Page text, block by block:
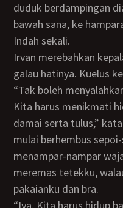
duduk berdampingan
bawah sana, ke
Indah sekali.
Irvan merebahkan kepalanya ke dadaku. Aku tahu
galau hatinya. Kuelus
“Tak boleh menyalahkan siapapun dalam hiduap ini.
Kita harus menikmati
damai serta tulus,”
mulai berhembus
menampar-nampar
meremas tetekku,
pakaianku dan bra.